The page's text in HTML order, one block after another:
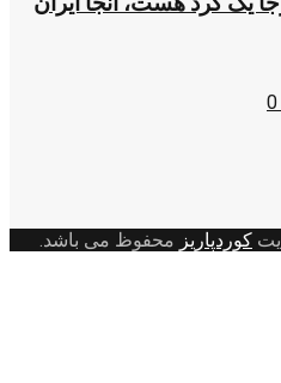
0
کوردپاریز محفوظ می باشد.